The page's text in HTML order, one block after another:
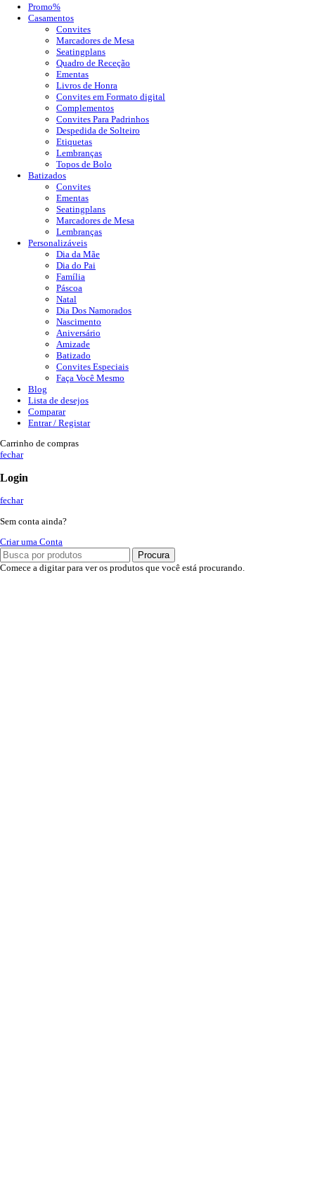
Promo%
Casamentos
Convites
Marcadores de Mesa
Seatingplans
Quadro de Receção
Ementas
Livros de Honra
Convites em Formato digital
Complementos
Convites Para Padrinhos
Despedida de Solteiro
Etiquetas
Lembranças
Topos de Bolo
Batizados
Convites
Ementas
Seatingplans
Marcadores de Mesa
Lembranças
Personalizáveis
Dia da Mãe
Dia do Pai
Família
Páscoa
Natal
Dia Dos Namorados
Nascimento
Aniversário
Amizade
Batizado
Convites Especiais
Faça Você Mesmo
Blog
Lista de desejos
Comparar
Entrar / Registar
Carrinho de compras
fechar
Login
fechar
Sem conta ainda?
Criar uma Conta
Procura
Comece a digitar para ver os produtos que você está procurando.